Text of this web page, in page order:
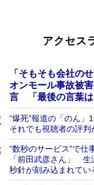
アクセス
「そもそも会社の
オンモール事故被
言 「最後の言葉は
“爆死”報道の「のん
それでも視聴者の評判
“数秒のサービス”で仕
「前田武彦さん」 生
秒針が刻み込まれてい